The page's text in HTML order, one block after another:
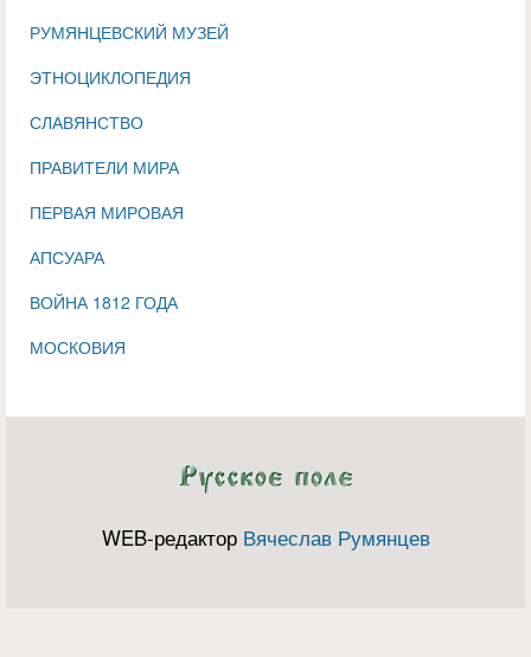
РУМЯНЦЕВСКИЙ МУЗЕЙ
ЭТНОЦИКЛОПЕДИЯ
СЛАВЯНСТВО
ПРАВИТЕЛИ МИРА
ПЕРВАЯ МИРОВАЯ
АПСУАРА
ВОЙНА 1812 ГОДА
МОСКОВИЯ
WEB-редактор Вячеслав Румянцев